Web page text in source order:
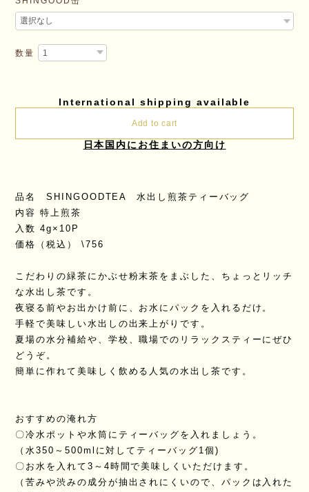
数量
International shipping available
Add to cart
日本国内にお住まいの方向け
品名 SHINGOODTEA 水出し煎茶ティーバッグ
内容 特上煎茶
入数 4g×10P
価格（税込） \756
こだわりの緑茶にかぶせ粉末茶をまぶした、ちょっとリッチ
な水出し茶です。
夜寝る前やお出かけ前に、お水にパックを入れるだけ。
手軽で美味しい水出しの出来上がりです。
夏場の水分補給や、学校、職場でのリラックスティーにぜひ
どうぞ。
簡単に作れて美味しく飲める人気の水出し茶です。
おすすめの淹れ方
〇冷水ポットや水筒にティーバッグを入れましょう。
（水350～500mlに対してティーバッグ1個)
〇お水を入れて3～4時間で美味しくいただけます。
（苦みや渋みの成分が抽出されにくいので、パックは入れた